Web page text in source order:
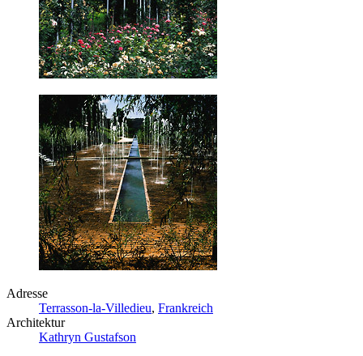
Adresse
Terrasson-la-Villedieu, Frankreich
Architektur
Kathryn Gustafson